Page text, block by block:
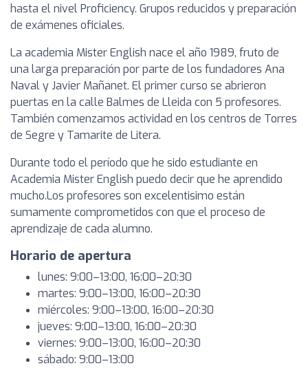
hasta el nivel Proficiency. Grupos reducidos y preparación
de exámenes oficiales.
La academia Mister English nace el año 1989, fruto de
una larga preparación por parte de los fundadores Ana
Naval y Javier Mañanet. El primer curso se abrieron
puertas en la calle Balmes de Lleida con 5 profesores.
También comenzamos actividad en los centros de Torres
de Segre y Tamarite de Litera.
Durante todo el período que he sido estudiante en
Academia Mister English puedo decir que he aprendido
mucho.Los profesores son excelentisimo están
sumamente comprometidos con que el proceso de
aprendizaje de cada alumno.
Horario de apertura
lunes: 9:00–13:00, 16:00–20:30
martes: 9:00–13:00, 16:00–20:30
miércoles: 9:00–13:00, 16:00–20:30
jueves: 9:00–13:00, 16:00–20:30
viernes: 9:00–13:00, 16:00–20:30
sábado: 9:00–13:00